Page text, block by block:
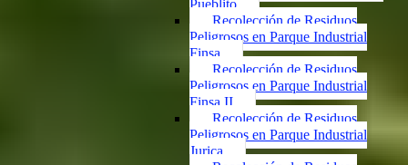
Pueblito
Recolección de Residuos
Peligrosos en Parque Industrial
Finsa
Recolección de Residuos
Peligrosos en Parque Industrial
Finsa II
Recolección de Residuos
Peligrosos en Parque Industrial
Jurica